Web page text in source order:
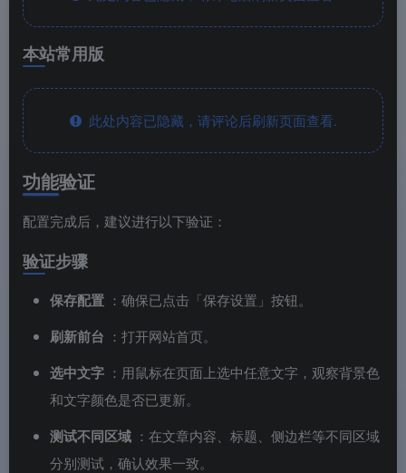
本站常用版
此处内容已隐藏，请评论后刷新页面查看.
功能验证
配置完成后，建议进行以下验证：
验证步骤
保存配置 ：确保已点击「保存设置」按钮。
刷新前台 ：打开网站首页。
选中文字 ：用鼠标在页面上选中任意文字，观察背景色
和文字颜色是否已更新。
测试不同区域 ：在文章内容、标题、侧边栏等不同区域
分别测试，确认效果一致。